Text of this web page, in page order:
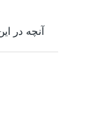
آنچه در